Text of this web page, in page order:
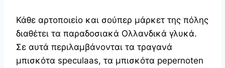
Κάθε αρτοποιείο και σούπερ μάρκετ της πόλης
διαθέτει τα παραδοσιακά Ολλανδικά γλυκά.
Σε αυτά περιλαμβάνονται τα τραγανά
μπισκότα speculaas, τα μπισκότα pepernoten